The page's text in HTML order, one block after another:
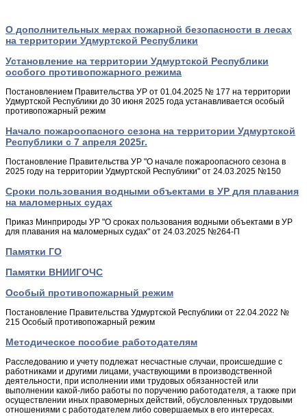
О дополнительных мерах пожарной безопасности в лесах
на территории Удмуртской Республики
Установление на территории Удмуртской Республики
особого противопожарного режима
Постановлением Правительства УР от 01.04.2025 № 177 на территории
Удмуртской Республики до 30 июня 2025 года устанавливается особый
противопожарный режим
Начало пожароопасного сезона на территории Удмуртской
Республики с 7 апреля 2025г.
Постановление Правительства УР "О начале пожароопасного сезона в
2025 году на территории Удмуртской Республики" от 24.03.2025 №150
Сроки пользования водными объектами в УР для плавания
на маломерных судах
Приказ Минприроды УР "О сроках пользования водными объектами в УР
для плавания на маломерных судах" от 24.03.2025 №264-П
Памятки ГО
Памятки ВНИИГОЧС
Особый противопожарный режим
Постановление Правительства Удмуртской Республики от 22.04.2022 №
215 Особый противопожарный режим
Методическое пособие работодателям
Расследованию и учету подлежат несчастные случаи, происшедшие с
работниками и другими лицами, участвующими в производственной
деятельности, при исполнении ими трудовых обязанностей или
выполнении какой-либо работы по поручению работодателя, а также при
осуществлении иных правомерных действий, обусловленных трудовыми
отношениями с работодателем либо совершаемых в его интересах.